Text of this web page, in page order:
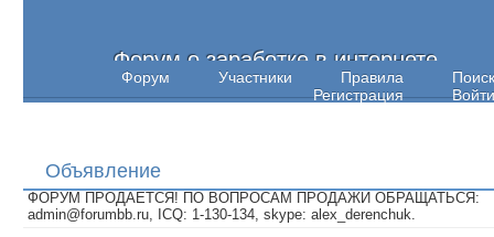
Форум о заработке в интернете
Форум Участники Правила
Поиск
Регистрация
Войти
Объявление
ФОРУМ ПРОДАЕТСЯ! ПО ВОПРОСАМ ПРОДАЖИ ОБРАЩАТЬСЯ:
admin@forumbb.ru, ICQ: 1-130-134, skype: alex_derenchuk.